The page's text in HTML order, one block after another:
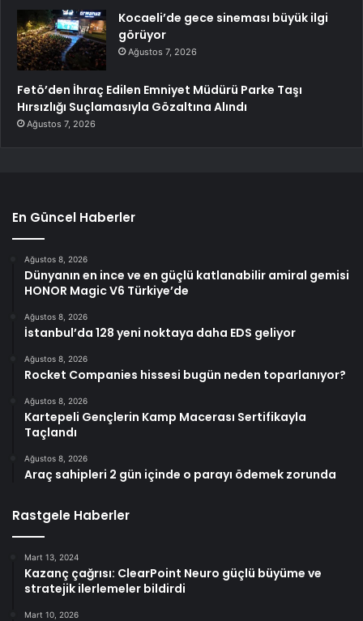
Kocaeli’de gece sineması büyük ilgi
görüyor
Ağustos 7, 2026
Fetö’den İhraç Edilen Emniyet Müdürü Parke Taşı
Hırsızlığı Suçlamasıyla Gözaltına Alındı
Ağustos 7, 2026
En Güncel Haberler
Ağustos 8, 2026
Dünyanın en ince ve en güçlü katlanabilir amiral gemisi
HONOR Magic V6 Türkiye’de
Ağustos 8, 2026
İstanbul’da 128 yeni noktaya daha EDS geliyor
Ağustos 8, 2026
Rocket Companies hissesi bugün neden toparlanıyor?
Ağustos 8, 2026
Kartepeli Gençlerin Kamp Macerası Sertifikayla
Taçlandı
Ağustos 8, 2026
Araç sahipleri 2 gün içinde o parayı ödemek zorunda
Rastgele Haberler
Mart 13, 2024
Kazanç çağrısı: ClearPoint Neuro güçlü büyüme ve
stratejik ilerlemeler bildirdi
Mart 10, 2026